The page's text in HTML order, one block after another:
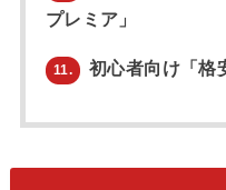
プレミア」
11. 初心者向け「格